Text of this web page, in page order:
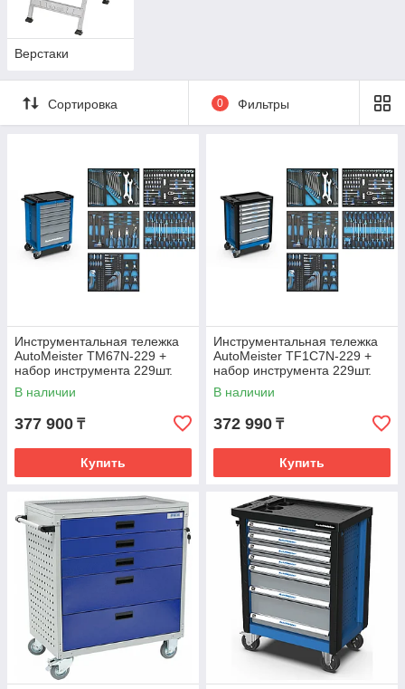
Верстаки
Сортировка 0 Фильтры
Инструментальная тележка
AutoMeister TM67N-229 +
набор инструмента 229шт.
T15229E
В наличии
377 900 ₸
Купить
Инструментальная тележка
AutoMeister TF1C7N-229 +
набор инструмента 229шт.
T15229E
В наличии
372 990 ₸
Купить